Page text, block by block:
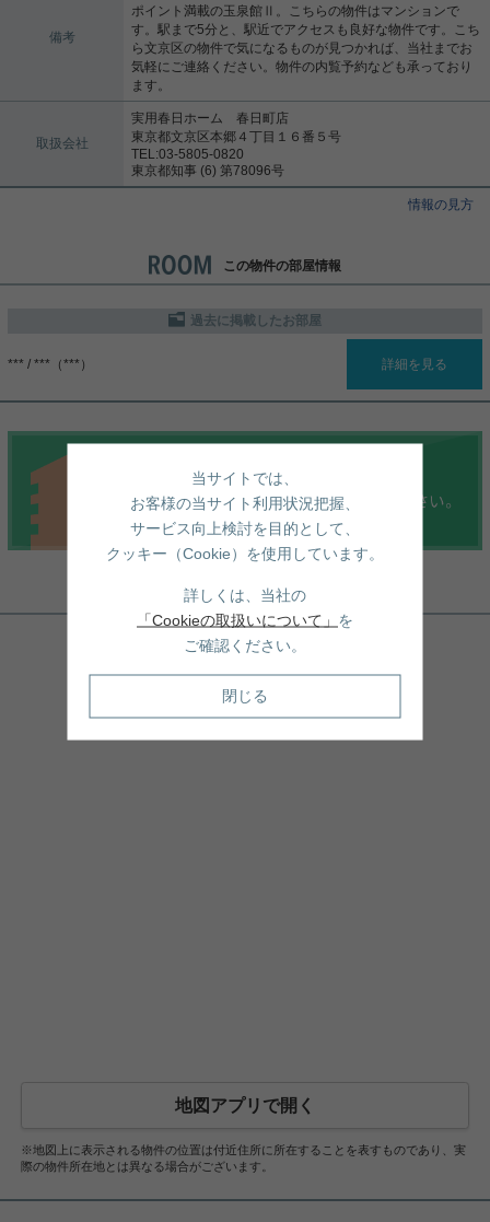
備考
ポイント満載の玉泉館Ⅱ。こちらの物件はマンションで
す。駅まで5分と、駅近でアクセスも良好な物件です。こち
ら文京区の物件で気になるものが見つかれば、当社までお
気軽にご連絡ください。物件の内覧予約なども承っており
ます。
取扱会社
実用春日ホーム 春日町店
東京都文京区本郷４丁目１６番５号
TEL:03-5805-0820
東京都知事 (6) 第78096号
情報の見方
この物件の部屋情報
過去に掲載したお部屋
*** / ***（***） 詳細を見る
周辺地図
地図アプリで開く
※地図上に表示される物件の位置は付近住所に所在することを表すものであり、実
際の物件所在地とは異なる場合がございます。
当サイトでは、
お客様の当サイト利用状況把握、
サービス向上検討を目的として、
クッキー（Cookie）を使用しています。
詳しくは、当社の
「Cookieの取扱いについて」 を
ご確認ください。
閉じる